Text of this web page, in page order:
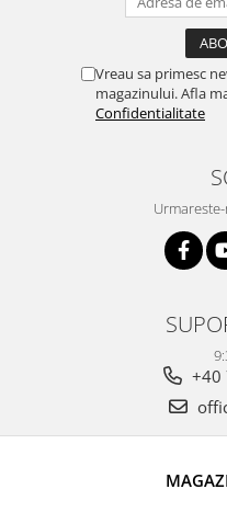
Vreau sa primesc
magazinului. Afla
Confidentialitate
+40